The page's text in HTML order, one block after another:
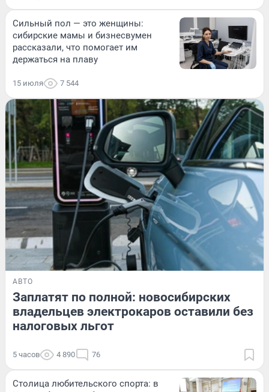
Сильный пол — это женщины:
сибирские мамы и бизнесвумен
рассказали, что помогает им
держаться на плаву
15 июля 7 544
АВТО
Заплатят по полной: новосибирских
владельцев электрокаров оставили без
налоговых льгот
5 часов 4 890 76
Столица любительского спорта: в